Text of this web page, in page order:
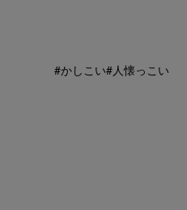
#かしこい#人懐っこい